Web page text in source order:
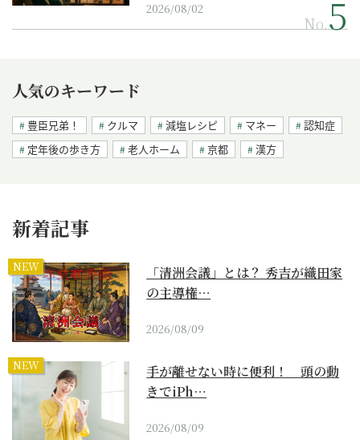
2026/08/02
No.
人気のキーワード
豊臣兄弟！ クルマ 減塩レシピ マネー
認知症
定年後の歩き方
老人ホーム 京都 漢方
新着記事
NEW
「清洲会議」とは？ 秀吉が織田家
の主導権…
2026/08/09
NEW
手が離せない時に便利！ 頭の動
きでiPh…
2026/08/09